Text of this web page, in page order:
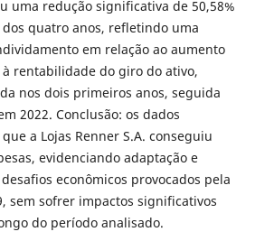
uma redução significativa de 50,58%
dos quatro anos, refletindo uma
em relação ao aumento
rentabilidade do giro do ativo,
nos dois primeiros anos, seguida
2022. Conclusão: os dados
a Lojas Renner S.A. conseguiu
evidenciando adaptação e
econômicos provocados pela
sem sofrer impactos significativos
do período analisado.